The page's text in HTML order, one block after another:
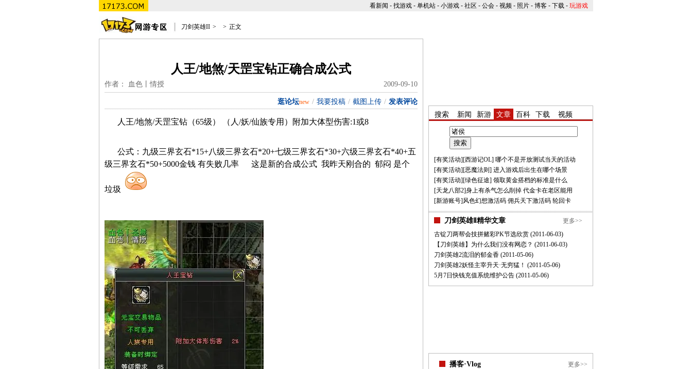
看新闻 - 找游戏 - 单机站 - 小游戏 - 社区 - 公会 - 视频 - 照片 - 博客 - 下载 - 玩游戏
刀剑英雄II > > 正文
人王/地煞/天罡宝钻正确合成公式
作者： 血色丨情授 2009-09-10
逛论坛new / 我要投稿 / 截图上传 / 发表评论
人王/地煞/天罡宝钻（65级） （人 /妖/仙族专用）附加大体型伤害:1或8
公式：九级三界玄石*15+八级三界玄石*20+七级三界玄石*30+六级三界玄石*40+五
级三界玄石*50+5000金钱 有失败几率 这是新的合成公式 我昨天刚合的 郁闷 是个
垃圾
搜索 新闻 新游 文章 百科 下载 视频
[有奖活动][西游记OL] 哪个不是开放测试当天的活动
[有奖活动][恶魔法则 ] 进入游戏后出生在哪个场景
[有奖活动][绿色征途] 领取黄金搭档的标准是什么
[天龙八部2]身上有杀气怎么削掉 代金卡在老区能用
[新游账号]风色幻想激活码 佣兵天下激活码 轮回卡
更多>>
刀剑英雄Ⅱ精华文章
古锭刀两帮会技拼赌彩PK节选欣赏 (2011-06-03)
【刀剑英雄】为什么我们没有网恋？ (2011-06-03)
刀剑英雄2流泪的郁金香 (2011-05-06)
刀剑英雄2妖怪主宰升天·无穷猛！ (2011-05-06)
5月7日快钱充值系统维护公告 (2011-05-06)
更多>>
播客·Vlog